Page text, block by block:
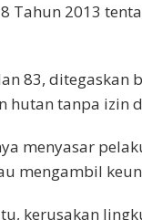
Tahun 2013
83, ditegaskan
hutan tanpa
menyasar
mengambil
kerusakan